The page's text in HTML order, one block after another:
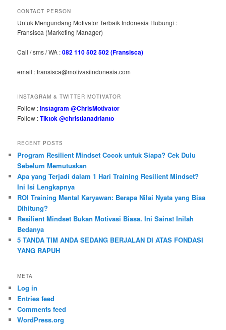
CONTACT PERSON
Untuk Mengundang Motivator Terbaik Indonesia Hubungi :
Fransisca (Marketing Manager)
Call / sms / WA :082 110 502 502 (Fransisca)
email : fransisca@motivasiindonesia.com
INSTAGRAM & TWITTER MOTIVATOR
Follow :Instagram @ChrisMotivator
Follow :Tiktok @christianadrianto
RECENT POSTS
Program Resilient Mindset Cocok untuk Siapa? Cek Dulu
Sebelum Memutuskan
Apa yang Terjadi dalam 1 Hari Training Resilient Mindset?
Ini Isi Lengkapnya
ROI Training Mental Karyawan: Berapa Nilai Nyata yang Bisa
Dihitung?
Resilient Mindset Bukan Motivasi Biasa. Ini Sains! Inilah
Bedanya
5 TANDA TIM ANDA SEDANG BERJALAN DI ATAS FONDASI
YANG RAPUH
META
Log in
Entries feed
Comments feed
WordPress.org